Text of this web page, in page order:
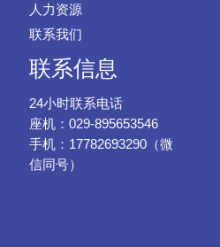
人力资源
联系我们
联系信息
24小时联系电话
座机：029-895653546
手机：17782693290（微
信同号）